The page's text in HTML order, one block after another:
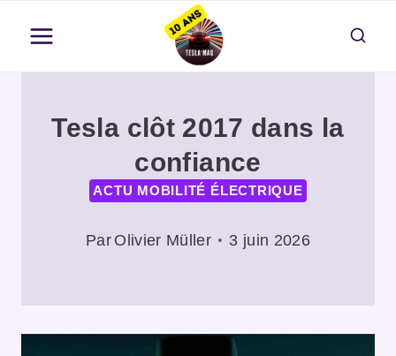
contenu
Tesla clôt 2017 dans la
confiance
ACTU MOBILITÉ ÉLECTRIQUE
Par Olivier Müller 3 juin 2026